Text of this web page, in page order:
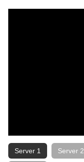
Server 1 Server 2